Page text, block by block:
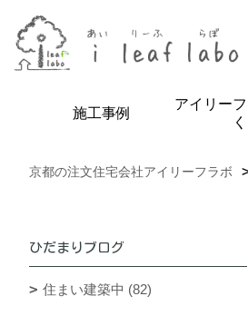
施工事例
アイリー
京都の注文住宅会社アイリーフラボ
ひだまりブログ
住まい建築中 (82)